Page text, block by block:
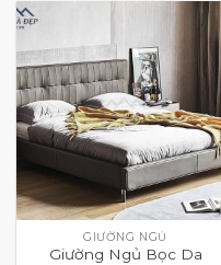
GIƯỜNG NGỦ
Giường Ngủ Bọc Da